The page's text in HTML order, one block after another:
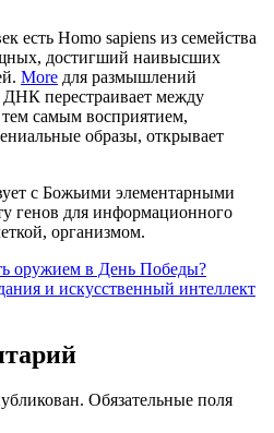
есть Homo sapiens из семейства
достигший наивысших
More для размышлений
перестраивает между
самым восприятием,
образы, открывает
с Божьими элементарными
генов для информационного
организмом.
оружием в День Победы?
и искусственный интеллект
Обязательные поля